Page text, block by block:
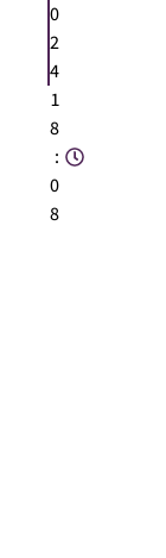
0
2
4
1
8
:
0
8